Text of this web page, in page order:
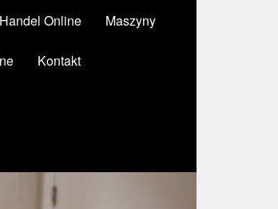
Handel Online Maszyny
Kontakt